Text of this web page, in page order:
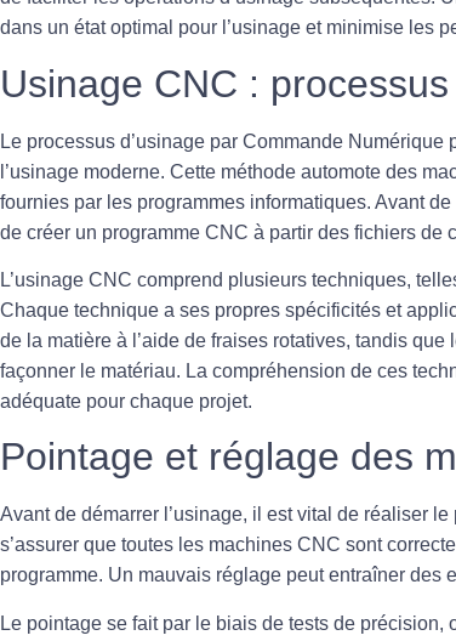
dans un état optimal pour l’usinage et minimise les
Usinage CNC :
Le processus d’usinage par Commande Numérique
l’usinage moderne. Cette méthode automote des
fournies par les programmes informatiques. Avant
de créer un programme CNC à partir des fichiers de
L’usinage CNC comprend plusieurs techniques,
Chaque technique a ses propres spécificités et
de la matière à l’aide de fraises rotatives, tandis
façonner le matériau. La compréhension de ces
adéquate pour chaque projet.
Pointage et réglage des
Avant de démarrer l’usinage, il est vital de réaliser le
s’assurer que toutes les machines CNC sont
programme. Un mauvais réglage peut entraîner des
Le pointage se fait par le biais de tests de